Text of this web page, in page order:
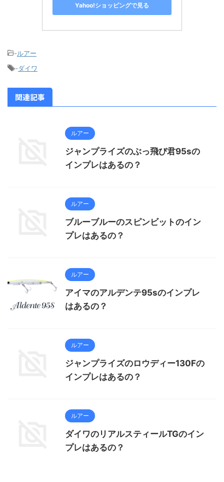
Yahoo!ショッピングで見る
-ルアー
-ダイワ
関連記事
ルアー
ジャンプライズのぶっ飛び君95sの
インプレはあるの？
ルアー
ブルーブルーのスピンビットのイン
プレはあるの？
ルアー
アイマのアルデンテ95sのインプレ
はあるの？
ルアー
ジャンプライズのロウディー130Fの
インプレはあるの？
ルアー
ダイワのリアルスティールTGのイン
プレはあるの？